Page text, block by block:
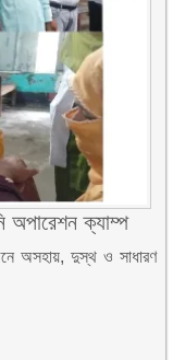
অপারেশন ক্যাম্প
অসহায়, দুস্থ ও সাধারণ